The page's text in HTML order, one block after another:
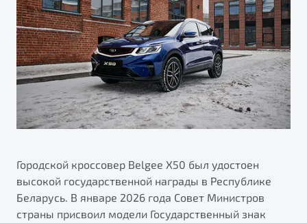
Яркий кроссовер
от 2 219 990 ₽*
Обзор В наличии
Автокредит
Трейд-ин
Страхование
Расчет КАСКО
ПОДДЕРЖКА
Гарантия Belgee
Belgee Линк
Belgee Клуб
Belgee Плюс
Клиентская поддержка
Помощь на дорогах
О дилерском центре
Правовая информация
Городской кроссовер Belgee Х50 был удостоен
высокой государственной награды в Республике
Беларусь. В январе 2026 года Совет Министров
страны присвоил модели Государственный знак